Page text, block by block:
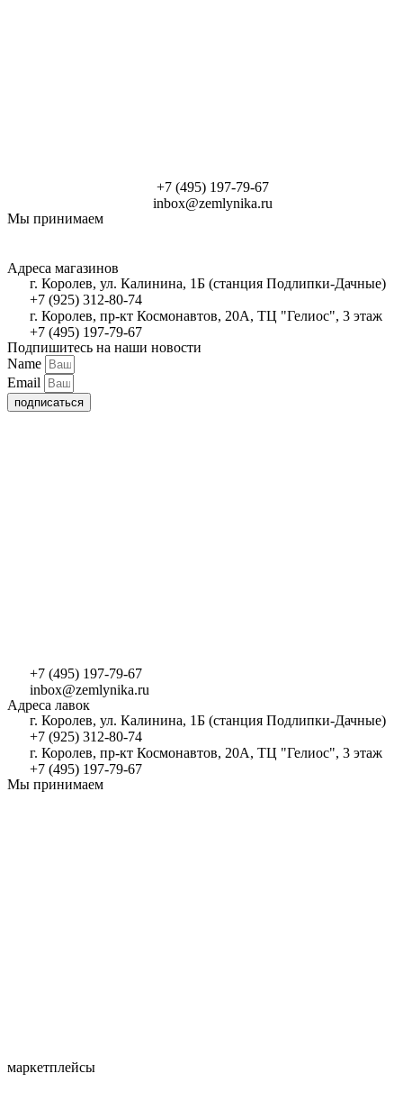
+7 (495) 197-79-67
inbox@zemlynika.ru
Мы принимаем
Адреса магазинов
г. Королев, ул. Калинина, 1Б (станция Подлипки-Дачные)
+7 (925) 312-80-74
г. Королев, пр-кт Космонавтов, 20А, ТЦ "Гелиос", 3 этаж
+7 (495) 197-79-67
Подпишитесь на наши новости
Name
Email
подписаться
+7 (495) 197-79-67
inbox@zemlynika.ru
Адреса лавок
г. Королев, ул. Калинина, 1Б (станция Подлипки-Дачные)
+7 (925) 312-80-74
г. Королев, пр-кт Космонавтов, 20А, ТЦ "Гелиос", 3 этаж
+7 (495) 197-79-67
Мы принимаем
маркетплейсы